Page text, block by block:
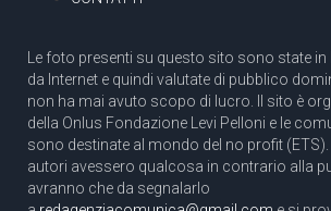
Le foto presenti su questo sito sono state in
da Internet e quindi valutate di pubblico
non ha mai avuto scopo di lucro. Il sito è
della Onlus Fondazione Levi Pelloni e le
sono destinate al mondo del no profit (ETS).
autori avessero qualcosa in contrario alla
avranno che da segnalarlo